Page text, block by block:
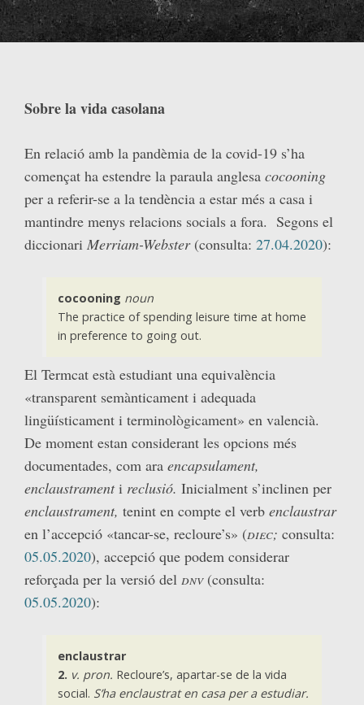
Sobre la vida casolana
En relació amb la pandèmia de la covid-19 s’ha
començat ha estendre la paraula anglesa cocooning
per a referir-se a la tendència a estar més a casa i
mantindre menys relacions socials a fora. Segons el
diccionari Merriam-Webster(consulta: 27.04.2020):
cocooning noun
The practice of spending leisure time at home
in preference to going out.
El Termcat està estudiant una equivalència
«transparent semànticament i adequada
lingüísticament i terminològicament» en valencià.
De moment estan considerant les opcions més
documentades, com ara encapsulament,
enclaustramenti reclusió. Inicialment s’inclinen per
enclaustrament, tenint en compte el verb enclaustrar
en l’accepció «tancar-se, recloure’s» (diec; consulta:
05.05.2020), accepció que podem considerar
reforçada per la versió del dnv(consulta:
05.05.2020):
enclaustrar
2. v. pron. Recloure’s, apartar-se de la vida
social. S’ha enclaustrat en casa per a estudiar.